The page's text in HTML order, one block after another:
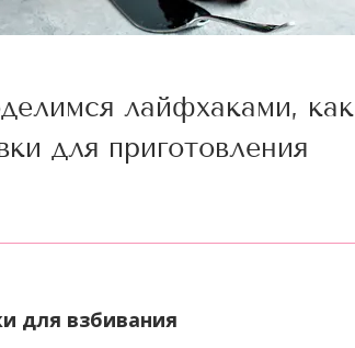
лайфхаками, как
для приготовления
для взбивания